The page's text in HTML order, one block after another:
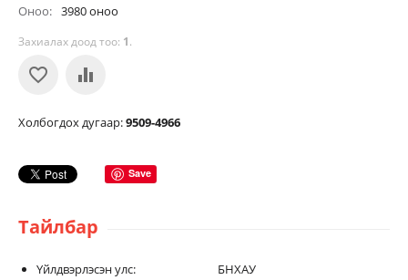
Оноо: 3980 оноо
Захиалах доод тоо: 1.
Холбогдох дугаар:9509-4966
Save
Тайлбар
Үйлдвэрлэсэн улс: БНХАУ